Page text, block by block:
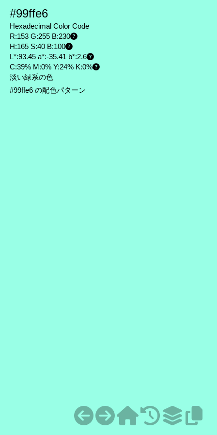
#99ffe6
Hexadecimal Color Code
R:153 G:255 B:230
H:165 S:40 B:100
L*:93.45 a*:-35.41 b*:2.6
C:39% M:0% Y:24% K:0%
淡い緑系の色
#99ffe6 の配色パターン